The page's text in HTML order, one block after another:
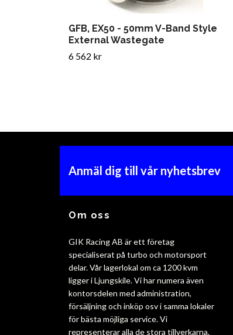
GFB, EX50 - 50mm V-Band Style
External Wastegate
6 562 kr
Anmäl dig till vår nyhetsbrev
Om oss
GIK Racing AB är ett företag
specialiserat på turbo och motorsport
delar. Vår lagerlokal om ca 1200 kvm
ligger i Ljungskile. Vi har numera även
kontorsdelen med administration,
försäljning och inköp osv i samma lokaler
för bästa möjliga service. Vi
representerar alla de stora tillverkarna.